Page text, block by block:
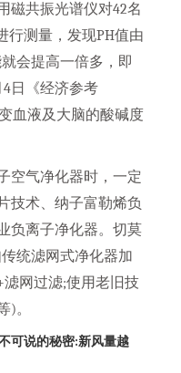
磁共振光谱仪对42名
行测量，发现PH值由
会提高一倍多，即
4日《经济参考
血液及大脑的酸碱度
空气净化器时，一定
技术、纳子富勒烯负
负离子净化器。切莫
统滤网式净化器加
网过滤;使用老旧技
)。
可说的秘密:新风量越